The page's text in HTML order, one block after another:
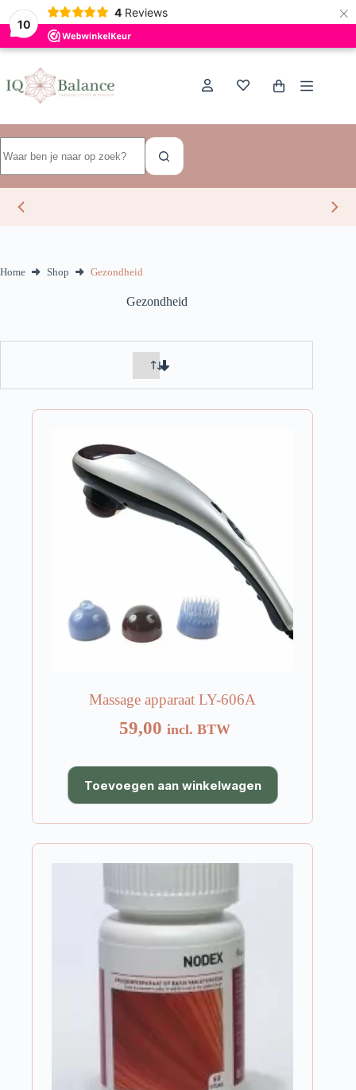
10
4 Reviews ×
Ga
de
inhoud
Winkelwagen
resultaten
Home Shop Gezondheid
Gezondheid
Massage apparaat LY-606A
59,00 incl. BTW
Toevoegen aan winkelwagen